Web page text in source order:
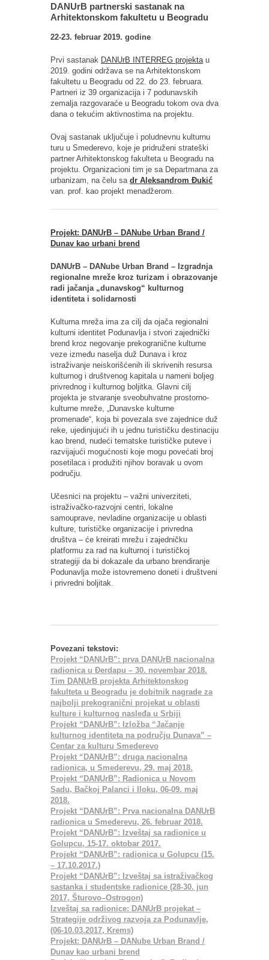
DANUrB partnerski sastanak na
Arhitektonskom fakultetu u Beogradu
22-23. februar 2019. godine
Prvi sastanak DANUrB INTERREG projekta u
2019. godini održava se na Arhitektonskom
fakultetu u Beogradu od 22. do 23. februara.
Partneri iz 39 organizacija i 7 podunavskih
zemalja razgovaraće u Beogradu tokom ova dva
dana o tekućim aktivnostima na projektu.
Ovaj sastanak uključuje i poludnevnu kulturnu
turu u Smederevo, koje je pridruženi strateški
partner Arhitektonskog fakulteta u Beogradu na
projektu. Organizacioni tim je sa Departmana za
urbanizam, na čelu sa dr Aleksandrom Đukić
van. prof. kao projekt menadžerom.
Projekt: DANUrB – DANube Urban Brand /
Dunav kao urbani brend
DANUrB – DANube Urban Brand – Izgradnja
regionalne mreže kroz turizam i obrazovanje
radi jačanja „dunavskog“ kulturnog
identiteta i solidarnosti
Kulturna mreža ima za cilj da ojača regionalni
kulturni identitet Podunavlja i stvori zajednički
brend kroz negovanje prekogranične kulturne
veze između naselja duž Dunava i kroz
istraživanje neiskorišćenih ili skrivenih resursa
kulturnog i društvenog kapitala u nameni boljeg
privrednog i kulturnog boljitka. Glavni cilj
projekta je stvaranje sveobuhvatne prostorno-
kulturne mreže, „Dunavske kulturne
promenade“, koja bi povezala sve zajednice duž
reke, ujedinjujući ih u jednu turističku destinaciju
kao brend, nudeći tematske turističke puteve i
razvijajući mogućnosti koje mogu povećati broj
posetilaca i produžiti njihov boravak u ovom
području.
Učesnici na projektu – važni univerziteti,
istraživačko-razvojni centri, lokalne
samouprave, nevladine organizacije u oblasti
kulture, turističke organizacije i privredna
društva – će kreirati mrežu i zajedničku
platformu za rad na kulturnoj i turističkoj
strategiji da bi dokazale da urbano brendiranje
Podunavlja može istovremeno doneti i društveni
i privredni boljitak.
Povezani tekstovi:
Projekt “DANUrB”: prva DANUrB nacionalna
radionica u Đerdapu – 30. novembar 2018.
Tim DANUrB projekta Arhitektonskog
fakulteta u Beogradu je dobitnik nagrade za
najbolji prekogranični projekat u oblasti
kulture i kulturnog nasleđa u Srbiji
Projekt “DANUrB”: Izložba “Jačanje
kulturnog identiteta na području Dunava” –
Centar za kulturu Smederevo
Projekt “DANUrB”: druga nacionalna
radionica, u Smederevu, 29. maj 2018.
Projekt “DANUrB”: Radionica u Novom
Sadu, Bačkoj Palanci i Iloku, 06-09. maj
2018.
Projekt “DANUrB”: Prva nacionalna DANUrB
radionica u Smederevu, 26. februar 2018.
Projekt “DANUrB”: Izveštaj sa radionice u
Golupcu, 15-17. oktobar 2017.
Projekt “DANUrB”: radionica u Golupcu (15.
– 17.10.2017.)
Projekt “DANUrB”: Izveštaj sa istraživačkog
sastanka i studentske radionice (28-30. jun
2017, Šturovo–Ostrogon)
Izveštaj sa radionice: DANUrB projekat –
Strategije održivog razvoja za Podunavlje,
(06-10.03.2017, Krems)
Projekt: DANUrB – DANube Urban Brand /
Dunav kao urbani brend